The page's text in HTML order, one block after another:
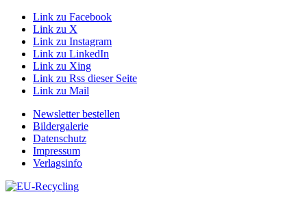
Link zu Facebook
Link zu X
Link zu Instagram
Link zu LinkedIn
Link zu Xing
Link zu Rss dieser Seite
Link zu Mail
Newsletter bestellen
Bildergalerie
Datenschutz
Impressum
Verlagsinfo